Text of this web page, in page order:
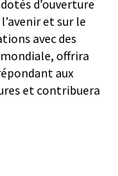
d’ouverture
et sur le
avec des
offrira
aux
et contribuera